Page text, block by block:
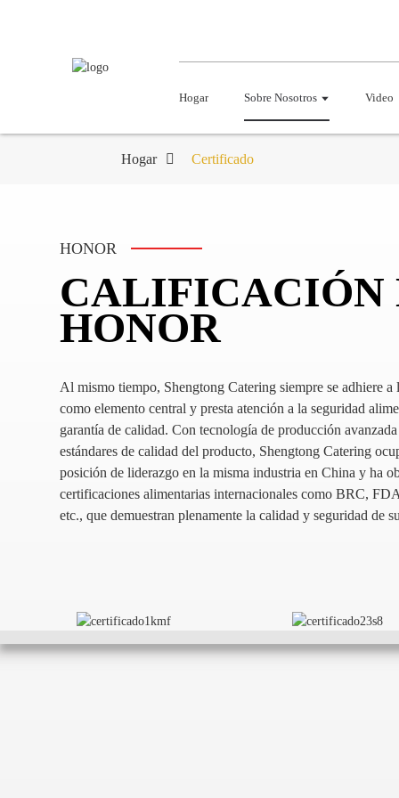
Hogar Sobre Nosotros Video
Hogar Certificado
HONOR
CALIFICACIÓN
HONOR
Al mismo tiempo, Shengtong Catering siempre se adhiere a
como elemento central y presta atención a la seguridad
garantía de calidad. Con tecnología de producción
estándares de calidad del producto, Shengtong Catering
posición de liderazgo en la misma industria en China y ha
certificaciones alimentarias internacionales como BRC,
etc., que demuestran plenamente la calidad y seguridad de